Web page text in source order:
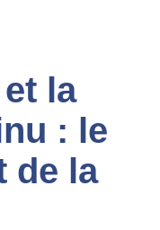
la
: le
de la